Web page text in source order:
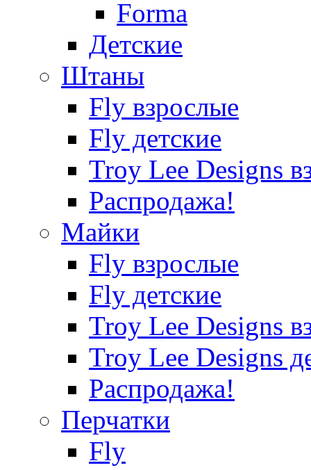
Forma
Детские
Штаны
Fly взрослые
Fly детские
Troy Lee Designs
Распродажа!
Майки
Fly взрослые
Fly детские
Troy Lee Designs
Troy Lee Designs
Распродажа!
Перчатки
Fly